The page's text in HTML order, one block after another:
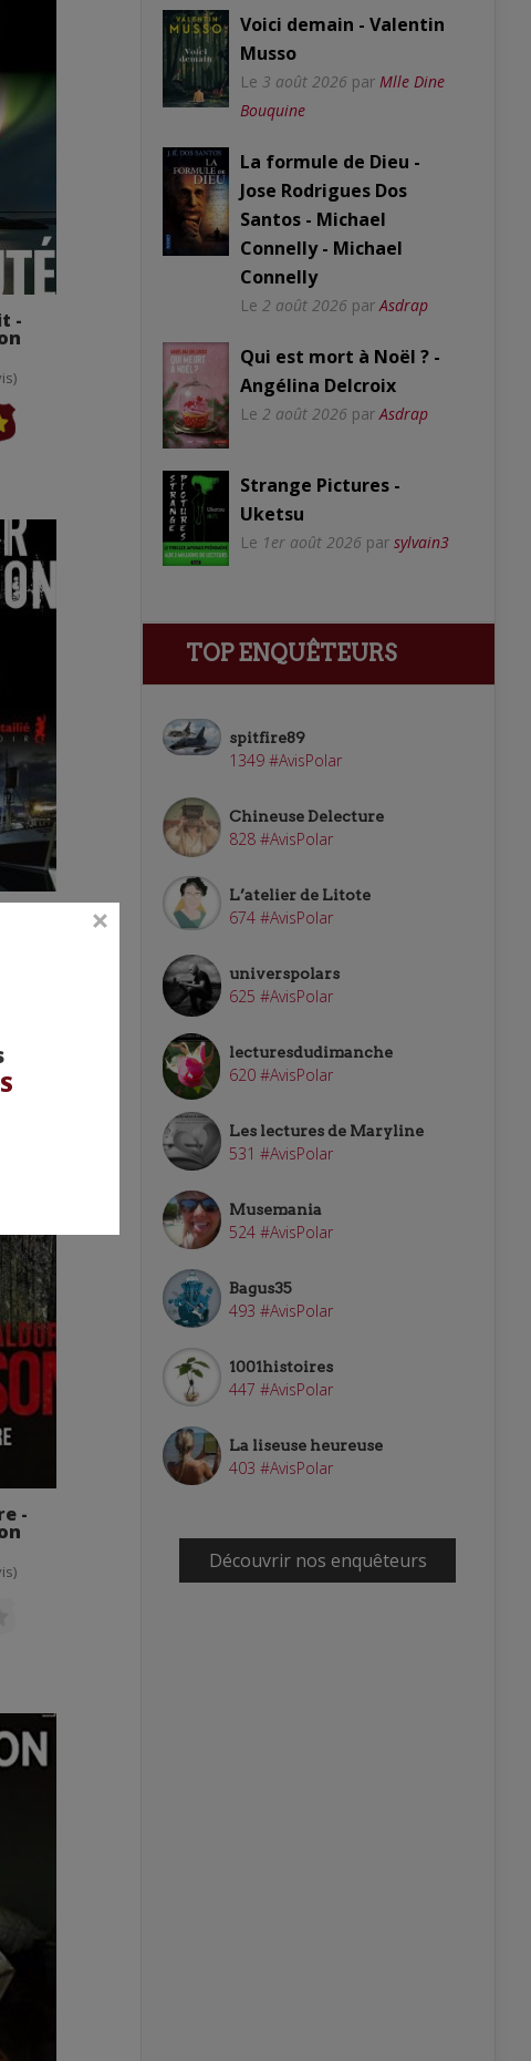
-
-
Voici demain - Valentin
Musso
Le 3 août 2026 par Mlle Dine
Bouquine
La formule de Dieu -
Jose Rodrigues Dos
Santos - Michael
Connelly - Michael
Connelly
Le 2 août 2026 par Asdrap
Qui est mort à Noël ? -
Angélina Delcroix
Le 2 août 2026 par Asdrap
Strange Pictures -
Uketsu
Le 1er août 2026 par sylvain3
TOP ENQUÊTEURS
spitfire89
1349 #AvisPolar
Chineuse Delecture
828 #AvisPolar
L’atelier de Litote
674 #AvisPolar
universpolars
625 #AvisPolar
lecturesdudimanche
620 #AvisPolar
Les lectures de Maryline
531 #AvisPolar
Musemania
524 #AvisPolar
Bagus35
493 #AvisPolar
1001histoires
447 #AvisPolar
La liseuse heureuse
403 #AvisPolar
Découvrir nos enquêteurs